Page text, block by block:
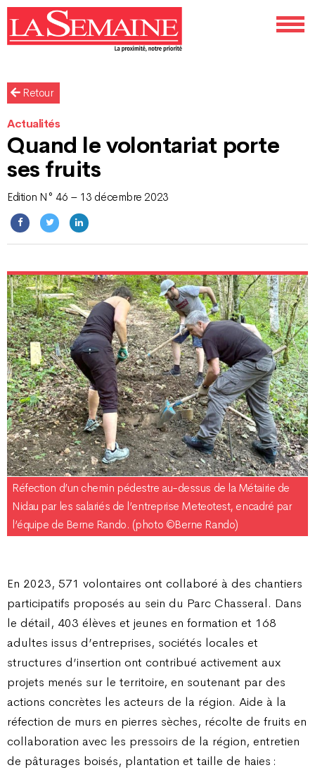
Retour
Actualités
Quand le volontariat porte
ses fruits
Edition N° 46 – 13 décembre 2023
Réfection d’un chemin pédestre au-dessus de la Métairie de
Nidau par les salariés de l’entreprise Meteotest, encadré par
l’équipe de Berne Rando. (photo ©Berne Rando)
En 2023, 571 volontaires ont collaboré à des chantiers
participatifs proposés au sein du Parc Chasseral. Dans
le détail, 403 élèves et jeunes en formation et 168
adultes issus d’entreprises, sociétés locales et
structures d’insertion ont contribué activement aux
projets menés sur le territoire, en soutenant par des
actions concrètes les acteurs de la région. Aide à la
réfection de murs en pierres sèches, récolte de fruits en
collaboration avec les pressoirs de la région, entretien
de pâturages boisés, plantation et taille de haies :